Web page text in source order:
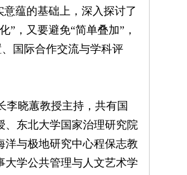
蕴的基础上，深入探讨了
”，又要避免“简单叠加”，
国际合作交流与学科评
晓蕙教授主持，共有国
、东北大学国家治理研究院
与极地研究中心程保志教
学公共管理与人文艺术学